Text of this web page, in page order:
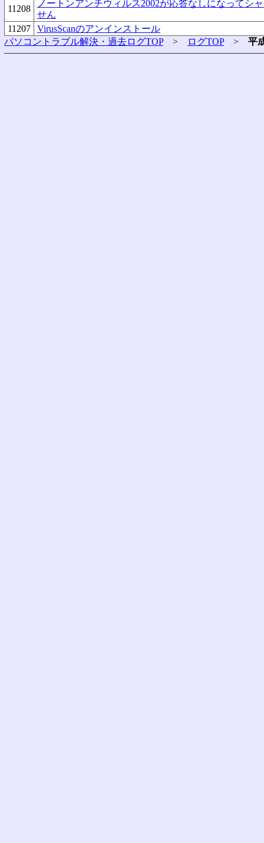
11208
ノートンアンチウィルス2002が応答なしになってシ
せん
11207
VirusScanのアンインストール
パソコントラブル解決・過去ログTOP> ログTOP> 平